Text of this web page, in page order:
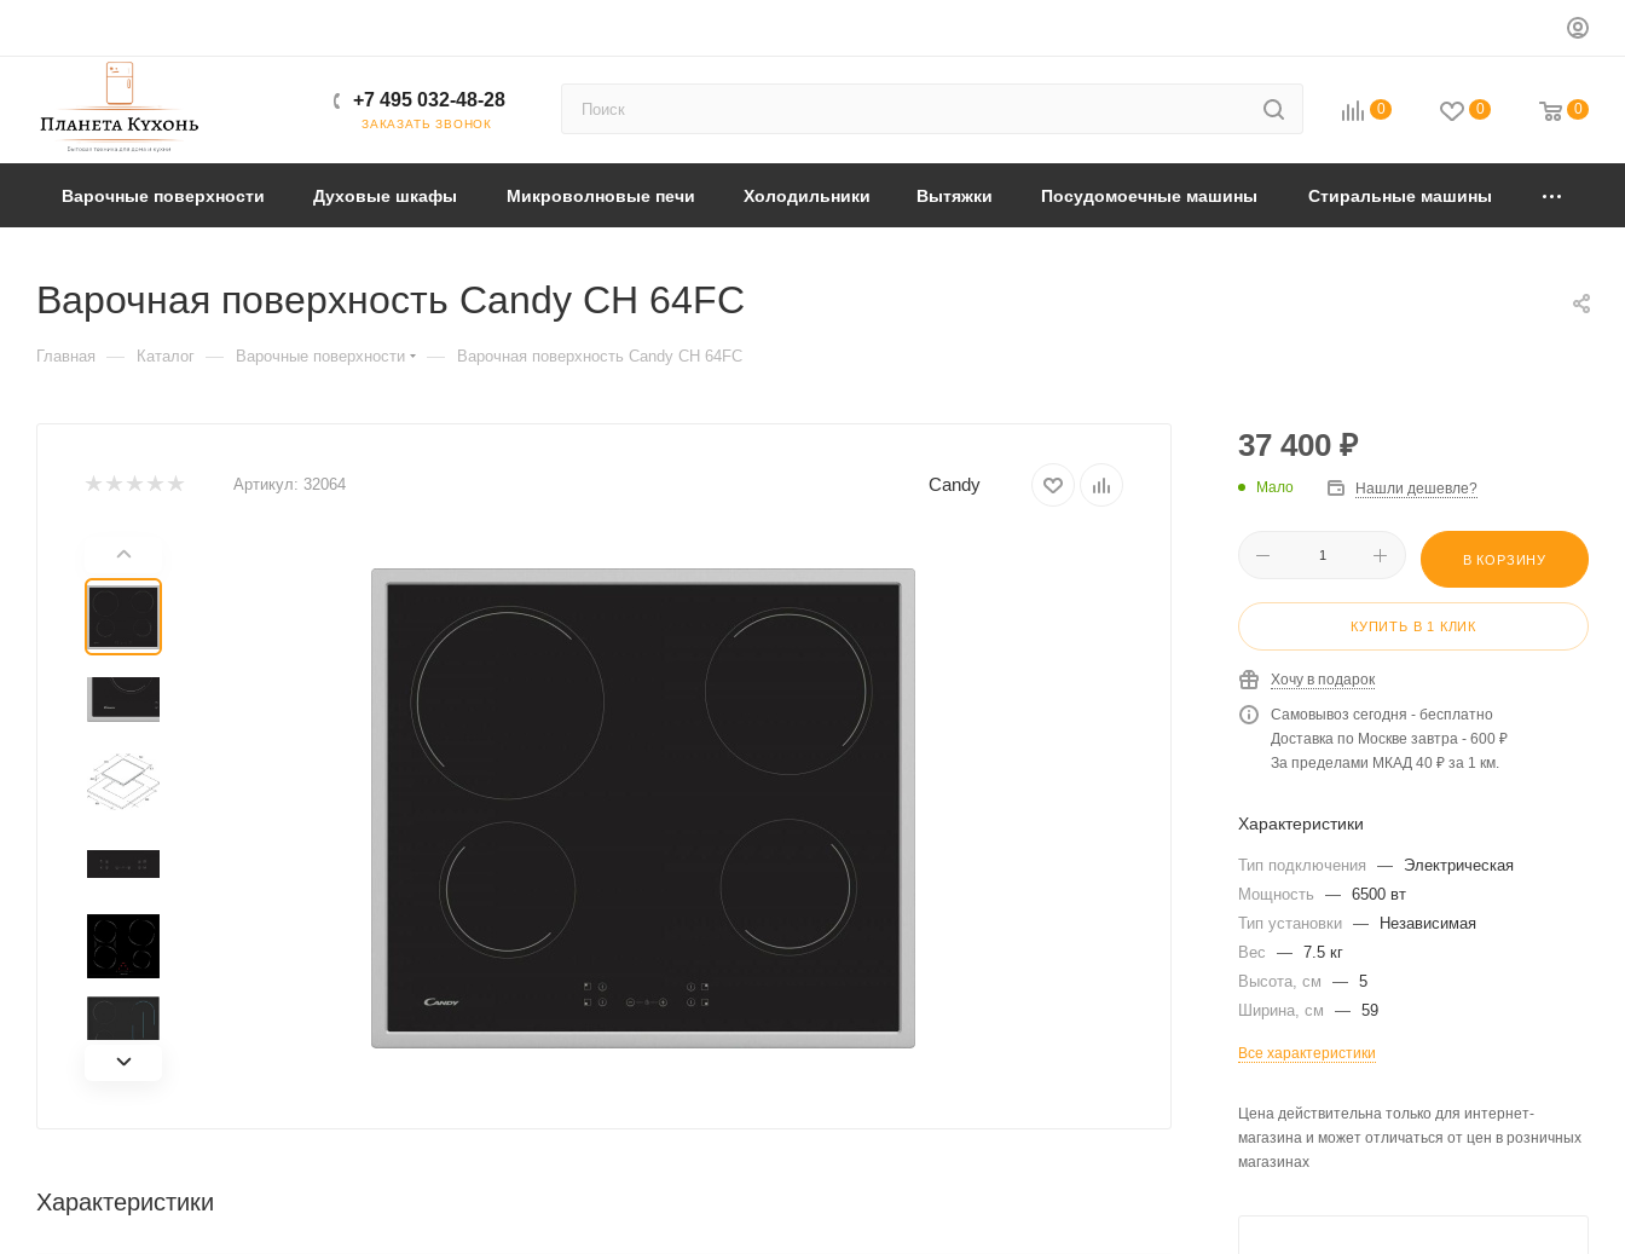
+7 495 032-48-28
ЗАКАЗАТЬ ЗВОНОК
0 0 0
Варочные поверхности Духовые шкафы Микроволновые печи Холодильники Вытяжки Посудомоечные машины Стиральные машины
Варочная поверхность Candy CH 64FC
Главная — Каталог — Варочные поверхности — Варочная поверхность Candy CH 64FC
Артикул: 32064 Candy
Характеристики
37 400 ₽
Мало Нашли дешевле?
В КОРЗИНУ
КУПИТЬ В 1 КЛИК
Хочу в подарок
Самовывоз сегодня - бесплатно
Доставка по Москве завтра - 600 ₽
За пределами МКАД 40 ₽ за 1 км.
Характеристики
Тип подключения —
Электрическая
Мощность
— 6500 вт
Тип установки —
Независимая
Вес
— 7.5 кг
Высота, см
— 5
Ширина, см
— 59
Все характеристики
Цена действительна только для интернет-
магазина и может отличаться от цен в розничных
магазинах